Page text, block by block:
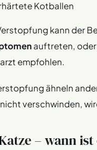
Kotballen
kann der
auftreten,
empfohlen.
ähneln
verschwinden,
– wann